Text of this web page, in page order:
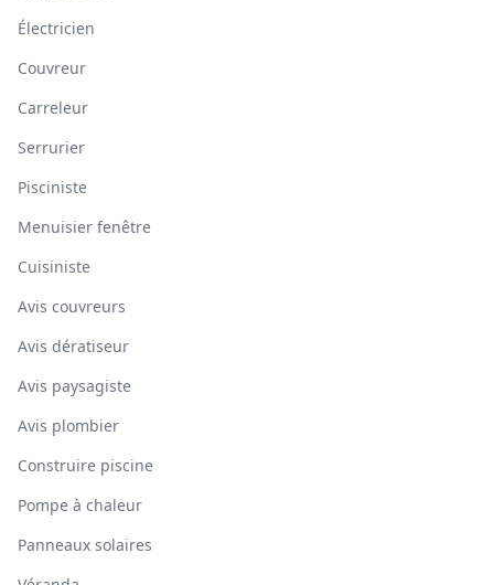
Électricien
Couvreur
Carreleur
Serrurier
Pisciniste
Menuisier fenêtre
Cuisiniste
Avis couvreurs
Avis dératiseur
Avis paysagiste
Avis plombier
Construire piscine
Pompe à chaleur
Panneaux solaires